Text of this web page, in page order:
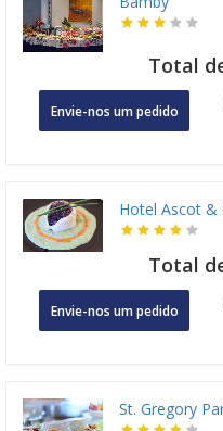
Total
Envie-nos um pedido
Hotel Ascot &
Total
Envie-nos um pedido
St. Gregory